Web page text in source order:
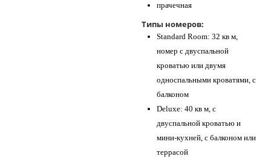
прачечная
Типы номеров:
Standard Room: 32 кв м,
номер с двуспальной
кроватью или двумя
односпальными кроватями, с
балконом
Deluxe: 40 кв м, с
двуспальной кроватью и
мини-кухней, с балконом или
террасой